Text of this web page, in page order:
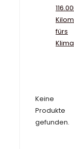
fürs
Klima
Keine
Produkte
gefunden.